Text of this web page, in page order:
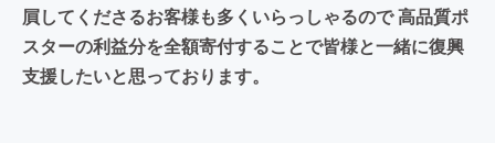
屓してくださるお客様も多くいらっしゃるので 高品質ポ
スターの利益分を全額寄付することで皆様と一緒に復興
支援したいと思っております。